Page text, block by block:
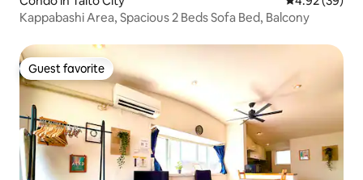
Kappabashi Area, Spacious 2 Beds Sofa Bed, Balcony
Guest favorite
Guest favorite